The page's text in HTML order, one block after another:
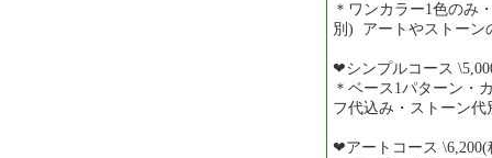
＊ワンカラー1色のみ
別) アートやストーン
❤︎シンプルコース
＊ベース1パターン・
フ代込み・ストーン代
❤︎アートコース \6,200(